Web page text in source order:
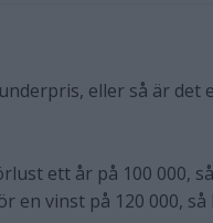
eller så är det
ett år på 100 000, så
en vinst på 120 000,